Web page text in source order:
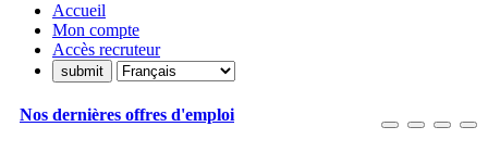
Accueil
Mon compte
Accès recruteur
Nos dernières offres d'emploi